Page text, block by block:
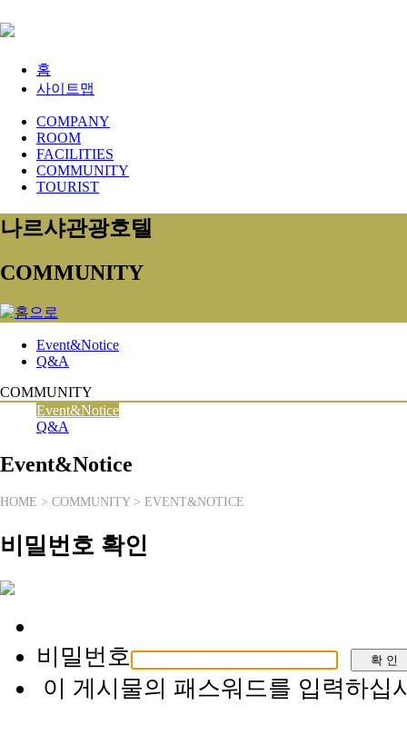
홈
사이트맵
COMPANY
ROOM
FACILITIES
COMMUNITY
TOURIST
나르샤관광호텔
COMMUNITY
Event&Notice
Q&A
COMMUNITY
Event&Notice
Q&A
Event&Notice
HOME > COMMUNITY > EVENT&NOTICE
비밀번호 확인
비밀번호
이 게시물의 패스워드를 입력하십